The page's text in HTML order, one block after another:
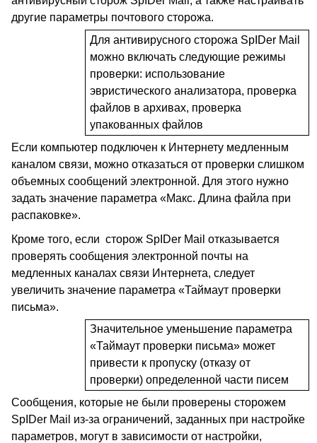
другие параметры почтового сторожа.
Для антивирусного сторожа SpIDer Mail
можно включать следующие режимы
проверки: использование
эвристического анализатора, проверка
файлов в архивах, проверка
упакованных файлов
Если компьютер подключен к Интернету медленным
каналом связи, можно отказаться от проверки слишком
объемных сообщений электронной. Для этого нужно
задать значение параметра «Макс. Длина файла при
распаковке».
Кроме того, если сторож SpIDer Mail отказывается
проверять сообщения электронной почты на
медленных каналах связи Интернета, следует
увеличить значение параметра «Таймаут проверки
письма».
Значительное уменьшение параметра
«Таймаут проверки письма» может
привести к пропуску (отказу от
проверки) определенной части писем
Сообщения, которые не были проверены сторожем
SpIDer Mail из-за ограничений, заданных при настройке
параметров, могут в зависимости от настройки,